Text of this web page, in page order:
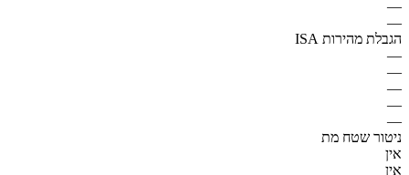
—
—
הגבלת מהירות ISA
—
—
—
—
—
ניטור שטח מת
אין
אין